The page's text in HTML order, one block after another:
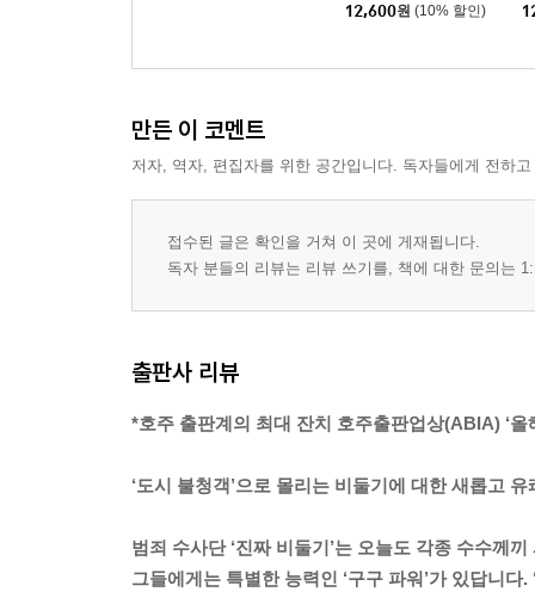
12,600원 (10% 할인)
만든 이 코멘트
저자, 역자, 편집자를 위한 공간입니다. 독자들에게 전하
접수된 글은 확인을 거쳐 이 곳에 게재됩니다.
독자 분들의 리뷰는 리뷰 쓰기를, 책에 대한 문의는
출판사 리뷰
*호주 출판계의 최대 잔치 호주출판업상(ABIA) ‘올
‘도시 불청객’으로 몰리는 비둘기에 대한 새롭고
범죄 수사단 ‘진짜 비둘기’는 오늘도 각종 수수께
그들에게는 특별한 능력인 ‘구구 파워’가 있답니다